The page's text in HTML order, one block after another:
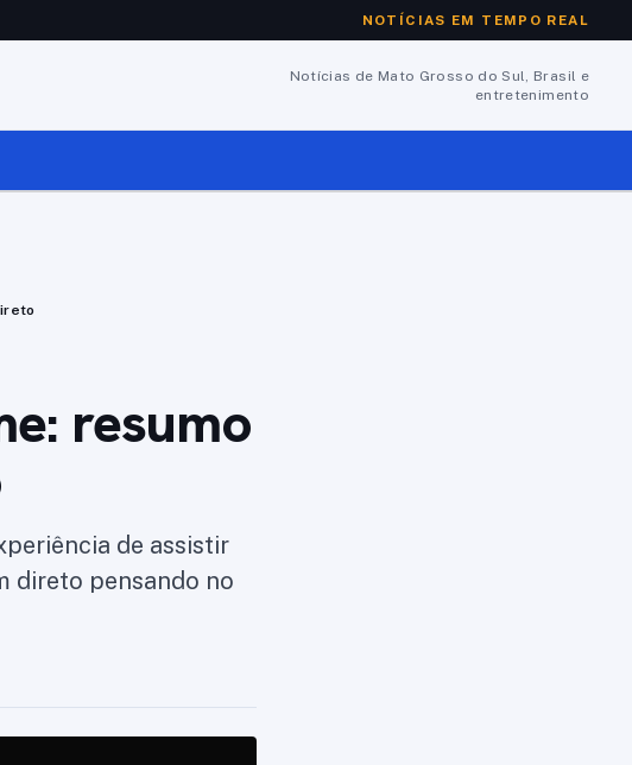
NOTÍCIAS EM TEMPO REAL
Notícias de Mato Grosso do Sul, Brasil e
entretenimento
resumo
de assistir
direto pensando no